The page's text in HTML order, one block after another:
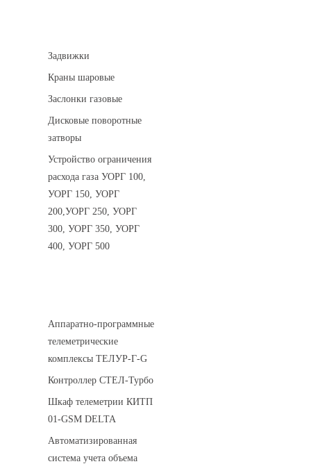
Задвижки
Краны шаровые
Заслонки газовые
Дисковые поворотные
затворы
Устройство ограничения
расхода газа УОРГ 100,
УОРГ 150, УОРГ
200,УОРГ 250, УОРГ
300, УОРГ 350, УОРГ
400, УОРГ 500
Аппаратно-программные
телеметрические
комплексы ТЕЛУР-Г-G
Контроллер СТЕЛ-Турбо
Шкаф телеметрии КИТП
01-GSM DELTA
Автоматизированная
система учета объема